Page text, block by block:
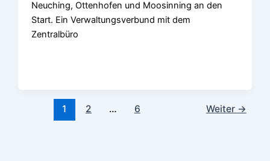
Neuching, Ottenhofen und Moosinning an den
Start. Ein Verwaltungsverbund mit dem
Zentralbüro
1 2 … 6 Weiter →